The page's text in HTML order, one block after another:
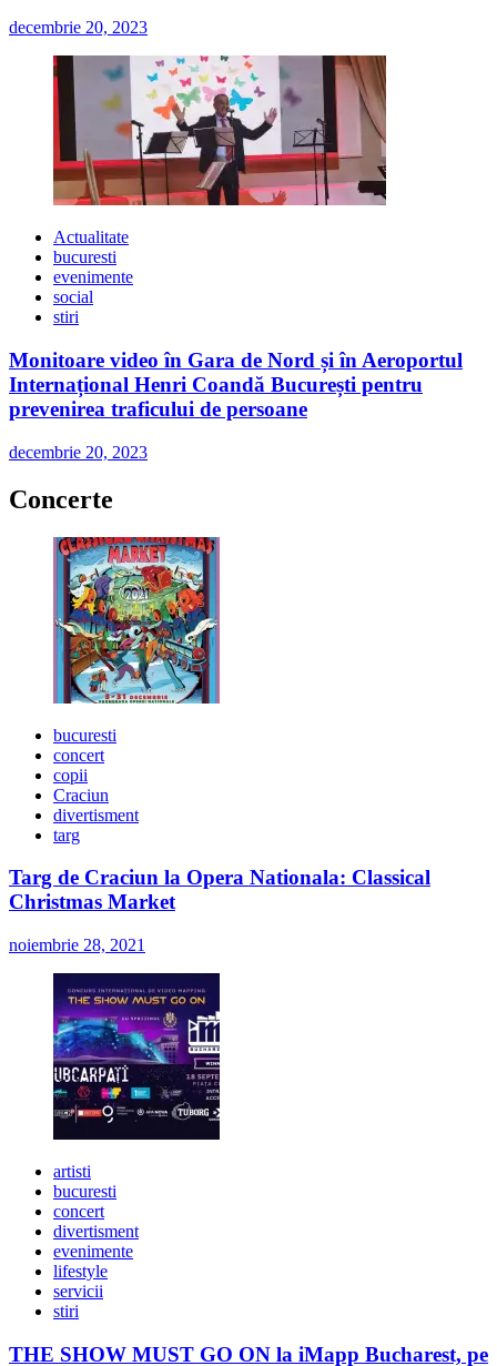
decembrie 20, 2023
Actualitate
bucuresti
evenimente
social
stiri
Monitoare video în Gara de Nord și în Aeroportul
Internațional Henri Coandă București pentru
prevenirea traficului de persoane
decembrie 20, 2023
Concerte
bucuresti
concert
copii
Craciun
divertisment
targ
Targ de Craciun la Opera Nationala: Classical
Christmas Market
noiembrie 28, 2021
artisti
bucuresti
concert
divertisment
evenimente
lifestyle
servicii
stiri
THE SHOW MUST GO ON la iMapp Bucharest, pe